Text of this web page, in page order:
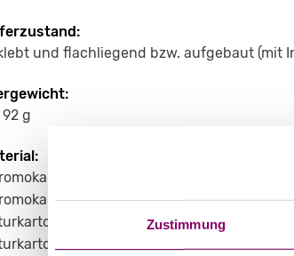
Zustimmung
und flachliegend bzw. aufgebaut (mit
g
GC1 weiß 370 g/m²
GC1 weiß Naturseite 370 g/m²
braun 450 g/m²
schwarz 400 g/m²